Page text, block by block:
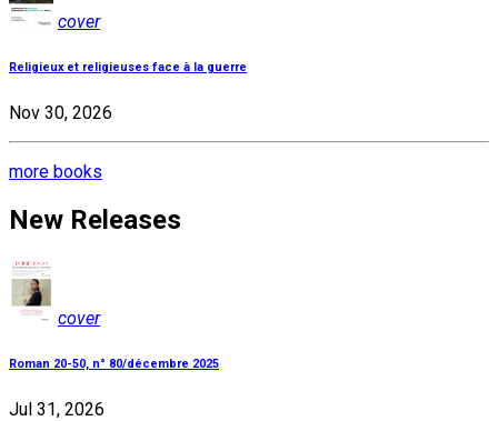
cover
Religieux et religieuses face à la guerre
Nov 30, 2026
more books
New Releases
cover
Roman 20-50, n° 80/décembre 2025
Jul 31, 2026